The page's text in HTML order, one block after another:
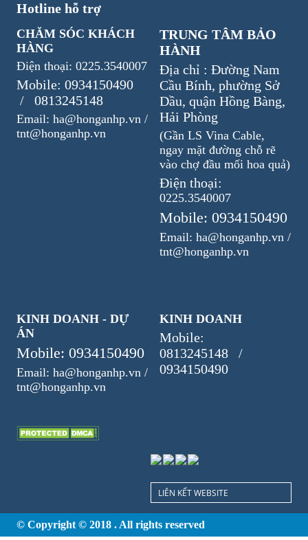
Hotline hỗ trợ
CHĂM SÓC KHÁCH
HÀNG
Điện thoại: 0225.3540007
Mobile: 0934150490
/ 0813245148
Email: ha@honganhp.vn /
tnt@honganhp.vn
TRUNG TÂM BẢO
HÀNH
Địa chỉ : Đường Nam
Cầu Bính, phường Sở
Dầu, quận Hồng Bàng,
Hải Phòng
(Gần LS Vina Cable,
ngay mặt đường chỗ rẽ
vào chợ đầu mối hoa quả)
Điện thoại:
0225.3540007
Mobile: 0934150490
Email: ha@honganhp.vn /
tnt@honganhp.vn
KINH DOANH - DỰ
ÁN
Mobile: 0934150490
Email: ha@honganhp.vn /
tnt@honganhp.vn
KINH DOANH
Mobile:
0813245148 /
0934150490
LIÊN KẾT WEBSITE
© Copyright © 2018 . All rights reserved